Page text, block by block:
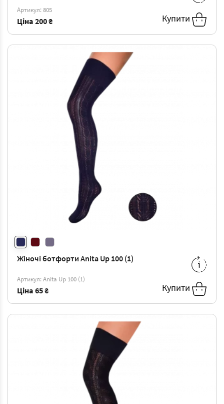
Артикул: 805
Ціна 200 ₴ Купити
36-40
Жіночі ботфорти Anita Up 100 (1)
Артикул: Anita Up 100 (1)
Ціна 65 ₴ Купити
23-25 65 ₴